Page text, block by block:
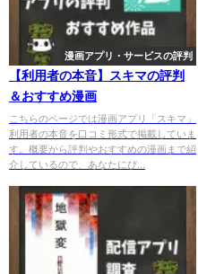
漫画アプリ・サービスの評判
【利用者の本音】スキマの評判
＆おすすめ漫画
こちらのページでは漫画アプリ「スキマ」
利用者の本音を口コミ形式で掲載していま
す。概要から評判やおすすめの漫画まで紹
介しているので、あなたにぴ...